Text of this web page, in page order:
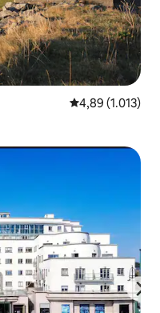
4,89 de uma
4,89 (1.013)